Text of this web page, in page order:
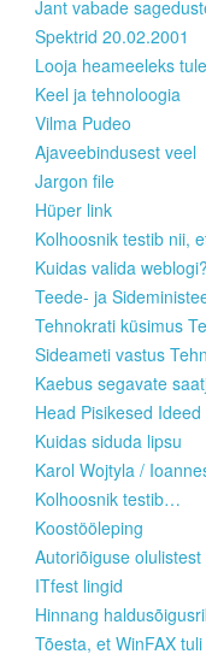
Jant vabade
Spektrid 20.02.2001
Looja heameeleks
Keel ja tehnoloogia
Vilma Pudeo
Ajaveebindusest veel
Jargon file
Hüper link
Kolhoosnik testib nii,
Kuidas valida weblogi?
Teede- ja
Tehnokrati küsimus
Sideameti vastus
Kaebus segavate
Head Pisikesed Ideed
Kuidas siduda lipsu
Karol Wojtyla /
Kolhoosnik testib…
Koostööleping
Autoriõiguse
ITfest lingid
Hinnang
Tõesta, et WinFAX